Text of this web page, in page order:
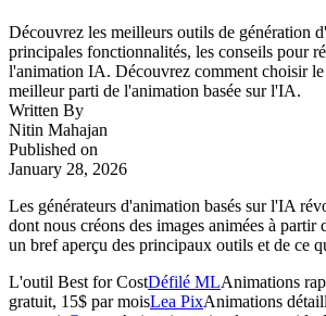
Découvrez les meilleurs outils de génération
principales fonctionnalités, les conseils pour
l'animation IA. Découvrez comment choisir
meilleur parti de l'animation basée sur l'IA.
Written By
Nitin Mahajan
Published on
January 28, 2026
Les générateurs d'animation basés sur l'IA
dont nous créons des images animées à partir
un bref aperçu des principaux outils et de ce
L'outil Best for CostDéfilé MLAnimations
gratuit, 15$ par moisLea PixAnimations